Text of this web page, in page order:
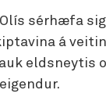
sérhæfa sig
á
eldsneytis